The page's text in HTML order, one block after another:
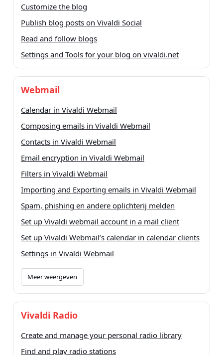
Customize the blog
Publish blog posts on Vivaldi Social
Read and follow blogs
Settings and Tools for your blog on vivaldi.net
Webmail
Calendar in Vivaldi Webmail
Composing emails in Vivaldi Webmail
Contacts in Vivaldi Webmail
Email encryption in Vivaldi Webmail
Filters in Vivaldi Webmail
Importing and Exporting emails in Vivaldi Webmail
Spam, phishing en andere oplichterij melden
Set up Vivaldi webmail account in a mail client
Set up Vivaldi Webmail’s calendar in calendar clients
Settings in Vivaldi Webmail
Meer weergeven
Vivaldi Radio
Create and manage your personal radio library
Find and play radio stations